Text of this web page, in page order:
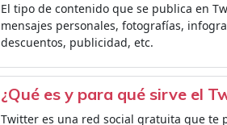
El tipo de contenido que se publica en
mensajes personales, fotografías,
descuentos, publicidad, etc.
¿Qué es y para qué sirve el
Twitter es una red social gratuita que te